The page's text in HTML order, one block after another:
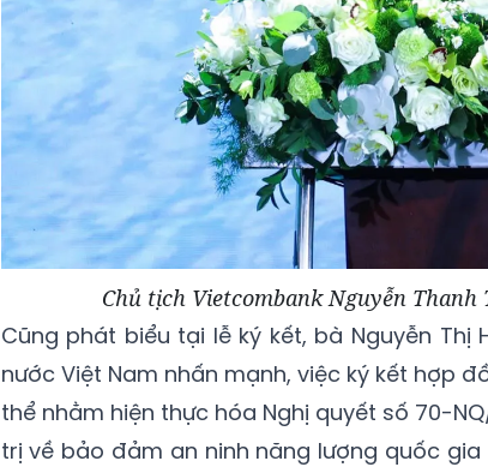
Chủ tịch Vietcombank Nguyễn
Cũng phát biểu tại lễ ký kết, bà Nguyễn
nước Việt Nam nhấn mạnh, việc ký kết hợp
thể nhằm hiện thực hóa Nghị quyết số 70-
trị về bảo đảm an ninh năng lượng quốc